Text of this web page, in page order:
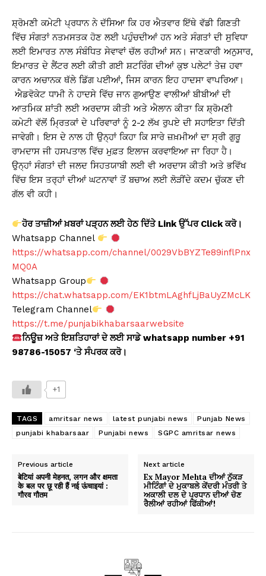
ਸ਼੍ਰੋਮਣੀ ਕਮੇਟੀ ਪ੍ਰਧਾਨ ਨੇ ਦੱਸਿਆ ਕਿ ਹਰ ਐਤਵਾਰ ਇੱਥੇ ਵੱਡੀ ਗਿਣਤੀ
ਵਿੱਚ ਸੰਗਤਾਂ ਨਤਮਸਤਕ ਹੋਣ ਲਈ ਪਹੁੰਚਦੀਆਂ ਹਨ ਅਤੇ ਸੰਗਤਾਂ ਦੀ ਸੁਵਿਧਾ
ਲਈ ਇਮਾਰਤ ਨਾਲ ਸੰਬੰਧਿਤ ਸੇਵਾਵਾਂ ਚੱਲ ਰਹੀਆਂ ਸਨ। ਜਾਣਕਾਰੀ ਅਨੁਸਾਰ,
ਇਮਾਰਤ ਦੇ ਲੈਂਟਰ ਲਈ ਕੀਤੀ ਗਈ ਸ਼ਟਰਿੰਗ ਦੀਆਂ ਕੁਝ ਪਲੇਟਾਂ ਤੇਜ਼ ਹਵਾ
ਕਾਰਨ ਅਚਾਨਕ ਥੱਲੇ ਡਿੱਗ ਪਈਆਂ, ਜਿਸ ਕਾਰਨ ਇਹ ਹਾਦਸਾ ਵਾਪਰਿਆ।
ਐਡਵੋਕੇਟ ਧਾਮੀ ਨੇ ਹਾਦਸੇ ਵਿੱਚ ਜਾਨ ਗੁਆਉਣ ਵਾਲੀਆਂ ਬੀਬੀਆਂ ਦੀ
ਆਤਮਿਕ ਸ਼ਾਂਤੀ ਲਈ ਅਰਦਾਸ ਕੀਤੀ ਅਤੇ ਐਲਾਨ ਕੀਤਾ ਕਿ ਸ਼੍ਰੋਮਣੀ
ਕਮੇਟੀ ਵੱਲੋਂ ਮ੍ਰਿਤਕਾਂ ਦੇ ਪਰਿਵਾਰਾਂ ਨੂੰ 2-2 ਲੱਖ ਰੁਪਏ ਦੀ ਸਹਾਇਤਾ ਦਿੱਤੀ
ਜਾਵੇਗੀ। ਇਸ ਦੇ ਨਾਲ ਹੀ ਉਨ੍ਹਾਂ ਕਿਹਾ ਕਿ ਸਾਰੇ ਜ਼ਖ਼ਮੀਆਂ ਦਾ ਸ੍ਰੀ ਗੁਰੂ
ਰਾਮਦਾਸ ਜੀ ਹਸਪਤਾਲ ਵਿੱਚ ਮੁਫ਼ਤ ਇਲਾਜ ਕਰਵਾਇਆ ਜਾ ਰਿਹਾ ਹੈ।
ਉਨ੍ਹਾਂ ਸੰਗਤਾਂ ਦੀ ਜਲਦ ਸਿਹਤਯਾਬੀ ਲਈ ਵੀ ਅਰਦਾਸ ਕੀਤੀ ਅਤੇ ਭਵਿੱਖ
ਵਿੱਚ ਇਸ ਤਰ੍ਹਾਂ ਦੀਆਂ ਘਟਨਾਵਾਂ ਤੋਂ ਬਚਾਅ ਲਈ ਲੋੜੀਂਦੇ ਕਦਮ ਚੁੱਕਣ ਦੀ
ਗੱਲ ਵੀ ਕਹੀ।
ਹੋਰ ਤਾਜ਼ੀਆਂ ਖ਼ਬਰਾਂ ਪੜ੍ਹਨ ਲਈ ਹੇਠ ਦਿੱਤੇ Link ਉੱਪਰ Click ਕਰੋ।
Whatsapp Channel
https://whatsapp.com/channel/0029VbBYZTe89inflPnx
MQ0A
Whatsapp Group
https://chat.whatsapp.com/EK1btmLAghfLjBaUyZMcLK
Telegram Channel
https://t.me/punjabikhabarsaarwebsite
ਨਿਊਜ਼ ਅਤੇ ਇਸ਼ਤਿਹਾਰਾਂ ਦੇ ਲਈ ਸਾਡੇ whatsapp number +91
98786-15057 ‘ਤੇ ਸੰਪਰਕ ਕਰੋ।
+1
TAGS amritsar news latest punjabi news
Punjab News
punjabi khabarsaar
Punjabi news SGPC amritsar news
Previous article
बेटियां अपनी मेहनत, लगन और क्षमता
के बल पर छू रही हैं नई ऊंचाइयां :
गौरव गौतम
Next article
Ex Mayor Mehta ਦੀਆਂ ਨੁੱਕੜ
ਮੀਟਿੰਗਾਂ ਦੇ ਮੁਕਾਬਲੇ ਕੇਂਦਰੀ ਮੰਤਰੀ ਤੇ
ਅਕਾਲੀ ਦਲ ਦੇ ਪ੍ਰਧਾਨ ਦੀਆਂ ਚੋਣ
ਰੈਲੀਆਂ ਰਹੀਆਂ ਫਿੱਕੀਆਂ!